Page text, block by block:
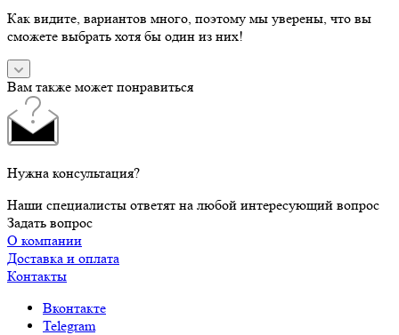
Как видите, вариантов много, поэтому мы уверены, что вы
сможете выбрать хотя бы один из них!
Вам также может понравиться
Нужна консультация?
Наши специалисты ответят на любой интересующий вопрос
Задать вопрос
О компании
Доставка и оплата
Контакты
Вконтакте
Telegram